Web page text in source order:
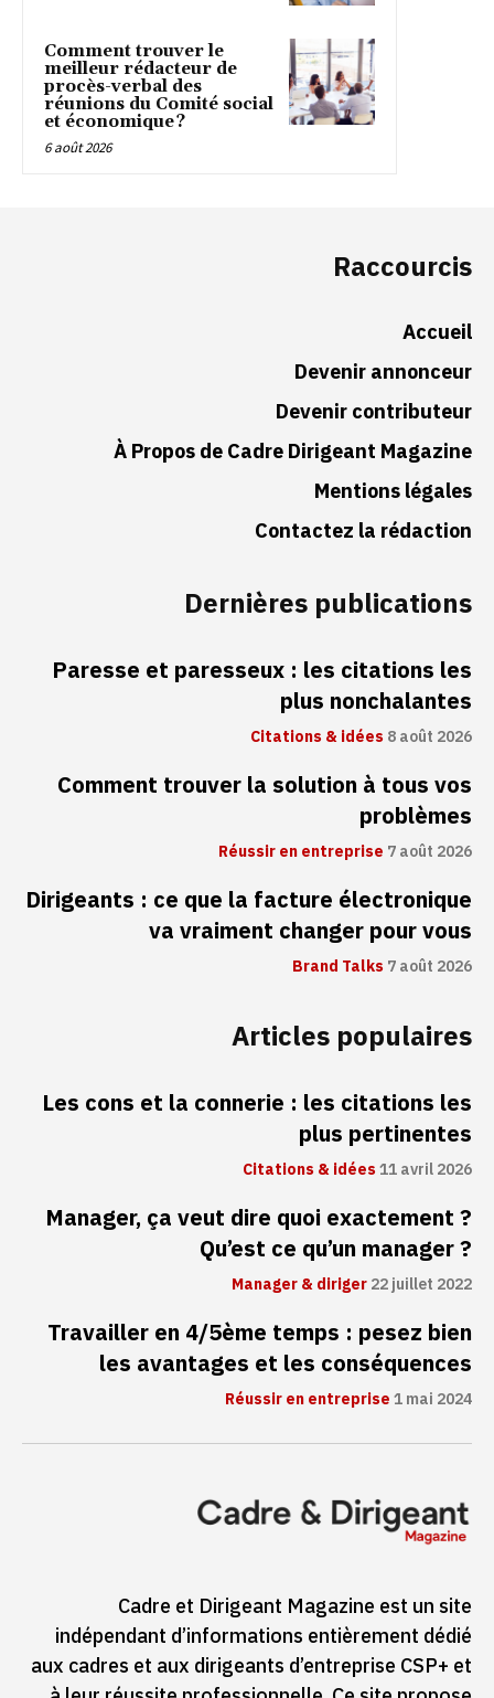
Comment trouver le
meilleur rédacteur de
procès-verbal des
réunions du Comité social
et économique ?
6 août 2026
Raccourcis
Accueil
Devenir annonceur
Devenir contributeur
À Propos de Cadre Dirigeant Magazine
Mentions légales
Contactez la rédaction
Dernières publications
Paresse et paresseux : les citations les
plus nonchalantes
Citations & idées8 août 2026
Comment trouver la solution à tous vos
problèmes
Réussir en entreprise 7 août 2026
Dirigeants : ce que la facture électronique
va vraiment changer pour vous
Brand Talks7 août 2026
Articles populaires
Les cons et la connerie : les citations les
plus pertinentes
Citations & idées11 avril 2026
Manager, ça veut dire quoi exactement ?
Qu’est ce qu’un manager ?
Manager & diriger22 juillet 2022
Travailler en 4/5ème temps : pesez bien
les avantages et les conséquences
Réussir en entreprise1 mai 2024
Cadre et Dirigeant Magazine est un site
indépendant d’informations entièrement dédié
aux cadres et aux dirigeants d’entreprise CSP+ et